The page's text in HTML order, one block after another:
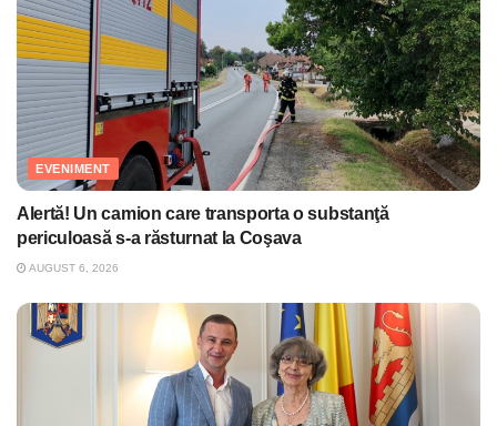
EVENIMENT
Alertă! Un camion care transporta o substanţă
periculoasă s-a răsturnat la Coşava
AUGUST 6, 2026